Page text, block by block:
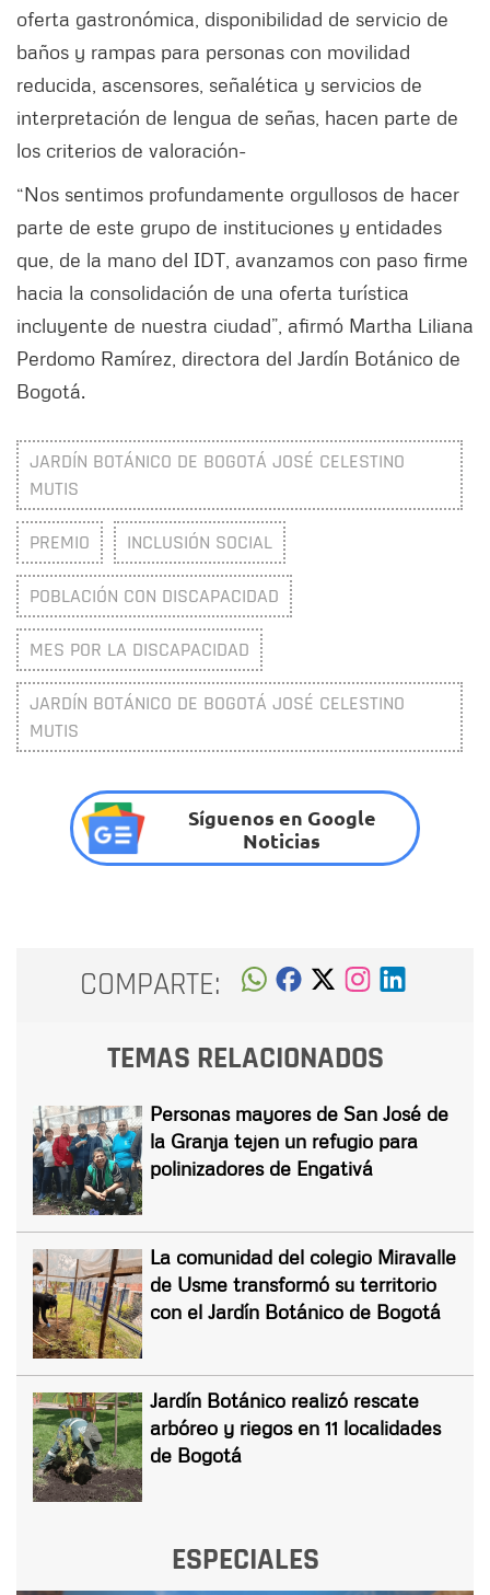
oferta gastronómica, disponibilidad de servicio de
baños y rampas para personas con movilidad
reducida, ascensores, señalética y servicios de
interpretación de lengua de señas, hacen parte de
los criterios de valoración-
“Nos sentimos profundamente orgullosos de hacer
parte de este grupo de instituciones y entidades
que, de la mano del IDT, avanzamos con paso firme
hacia la consolidación de una oferta turística
incluyente de nuestra ciudad”, afirmó Martha Liliana
Perdomo Ramírez, directora del Jardín Botánico de
Bogotá.
JARDÍN BOTÁNICO DE BOGOTÁ JOSÉ CELESTINO
MUTIS
PREMIO INCLUSIÓN SOCIAL
POBLACIÓN CON DISCAPACIDAD
MES POR LA DISCAPACIDAD
JARDÍN BOTÁNICO DE BOGOTÁ JOSÉ CELESTINO
MUTIS
Síguenos en Google
Noticias
COMPARTE:
TEMAS RELACIONADOS
Personas mayores de San José de
la Granja tejen un refugio para
polinizadores de Engativá
La comunidad del colegio Miravalle
de Usme transformó su territorio
con el Jardín Botánico de Bogotá
Jardín Botánico realizó rescate
arbóreo y riegos en 11 localidades
de Bogotá
ESPECIALES